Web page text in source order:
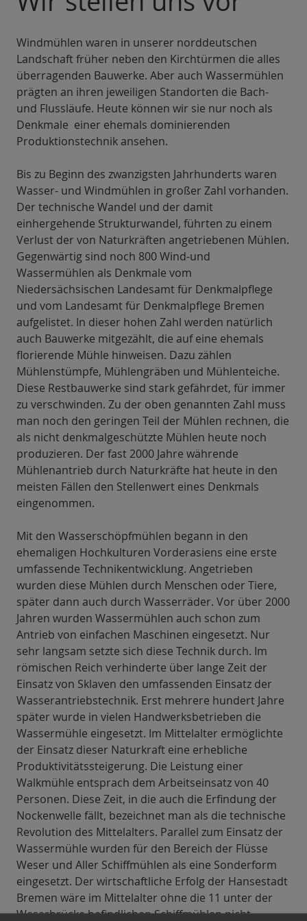
Windmühlen waren in unserer norddeutschen
Landschaft früher neben den Kirchtürmen die alles
überragenden Bauwerke. Aber auch Wassermühlen
prägten an ihren jeweiligen Standorten die Bach-
und Flussläufe. Heute können wir sie nur noch als
Denkmale einer ehemals dominierenden
Produktionstechnik ansehen.
Bis zu Beginn des zwanzigsten Jahrhunderts waren
Wasser- und Windmühlen in großer Zahl vorhanden.
Der technische Wandel und der damit
einhergehende Strukturwandel, führten zu einem
Verlust der von Naturkräften angetriebenen Mühlen.
Gegenwärtig sind noch 800 Wind-und
Wassermühlen als Denkmale vom
Niedersächsischen Landesamt für Denkmalpflege
und vom Landesamt für Denkmalpflege Bremen
aufgelistet. In dieser hohen Zahl werden natürlich
auch Bauwerke mitgezählt, die auf eine ehemals
florierende Mühle hinweisen. Dazu zählen
Mühlenstümpfe, Mühlengräben und Mühlenteiche.
Diese Restbauwerke sind stark gefährdet, für immer
zu verschwinden. Zu der oben genannten Zahl muss
man noch den geringen Teil der Mühlen rechnen, die
als nicht denkmalgeschützte Mühlen heute noch
produzieren. Der fast 2000 Jahre währende
Mühlenantrieb durch Naturkräfte hat heute in den
meisten Fällen den Stellenwert eines Denkmals
eingenommen.
Mit den Wasserschöpfmühlen begann in den
ehemaligen Hochkulturen Vorderasiens eine erste
umfassende Technikentwicklung. Angetrieben
wurden diese Mühlen durch Menschen oder Tiere,
später dann auch durch Wasserräder. Vor über 2000
Jahren wurden Wassermühlen auch schon zum
Antrieb von einfachen Maschinen eingesetzt. Nur
sehr langsam setzte sich diese Technik durch. Im
römischen Reich verhinderte über lange Zeit der
Einsatz von Sklaven den umfassenden Einsatz der
Wasserantriebstechnik. Erst mehrere hundert Jahre
später wurde in vielen Handwerksbetrieben die
Wassermühle eingesetzt. Im Mittelalter ermöglichte
der Einsatz dieser Naturkraft eine erhebliche
Produktivitätssteigerung. Die Leistung einer
Walkmühle entsprach dem Arbeitseinsatz von 40
Personen. Diese Zeit, in die auch die Erfindung der
Nockenwelle fällt, bezeichnet man als die technische
Revolution des Mittelalters. Parallel zum Einsatz der
Wassermühle wurden für den Bereich der Flüsse
Weser und Aller Schiffmühlen als eine Sonderform
eingesetzt. Der wirtschaftliche Erfolg der Hansestadt
Bremen wäre im Mittelalter ohne die 11 unter der
Weserbrücke befindlichen Schiffmühlen nicht